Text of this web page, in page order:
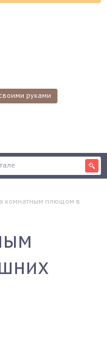
руками
комнатным плющом в